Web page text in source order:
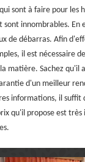
sont à faire pour les
sont innombrables. En
de débarras. Afin
il est nécessaire
matière. Sachez qu'il
d'un meilleur
informations, il suffit
qu'il propose est très